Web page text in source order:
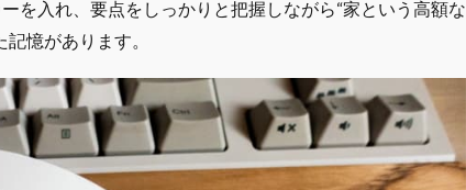
を入れ、要点をしっかりと把握しながら“家という高額な
憶があります。